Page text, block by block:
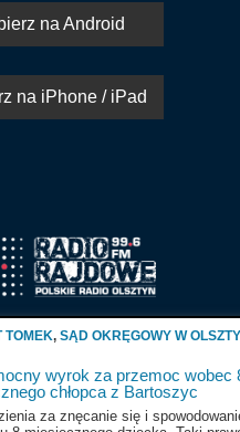
na Android
na iPhone / iPad
TOMEK, SĄD OKRĘGOWY W
wyrok za przemoc wobec
chłopca z Bartoszyc
za znęcanie się i